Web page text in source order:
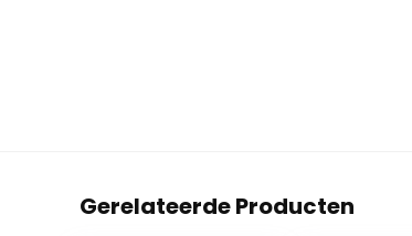
Gerelateerde Producten